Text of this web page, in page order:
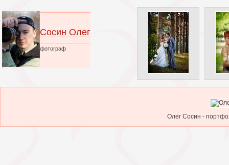
Сосин Олег
фотограф
Олег Сосин -